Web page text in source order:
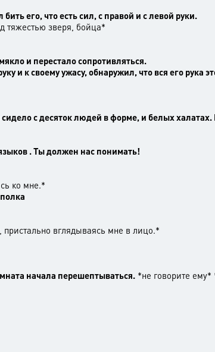
его, что есть сил, с правой и с левой руки.
тяжестью зверя, бойца*
и перестало сопротивляться.
и к своему ужасу, обнаружил, что вся его рука
с десяток людей в форме, и белых
. Ты должен нас понимать!
ко мне.*
вглядываясь мне в лицо.*
начала перешептываться. *не говорите